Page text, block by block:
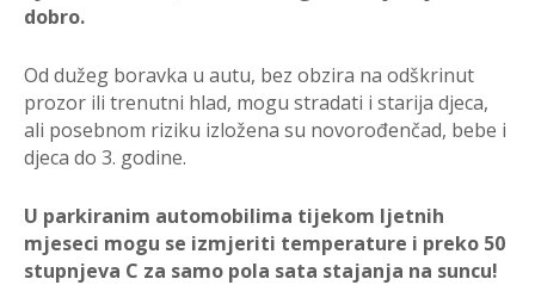
dobro.
Od dužeg boravka u autu, bez obzira na odškrinut
prozor ili trenutni hlad, mogu stradati i starija djeca,
ali posebnom riziku izložena su novorođenčad, bebe i
djeca do 3. godine.
U parkiranim automobilima tijekom ljetnih
mjeseci mogu se izmjeriti temperature i preko 50
stupnjeva C za samo pola sata stajanja na suncu!